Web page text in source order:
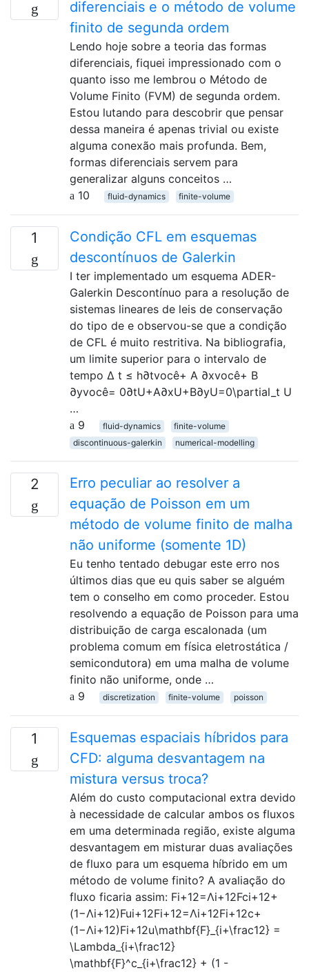
diferenciais e o método de volume
finito de segunda ordem
Lendo hoje sobre a teoria das formas
diferenciais, fiquei impressionado com o
quanto isso me lembrou o Método de
Volume Finito (FVM) de segunda ordem.
Estou lutando para descobrir que pensar
dessa maneira é apenas trivial ou existe
alguma conexão mais profunda. Bem,
formas diferenciais servem para
generalizar alguns conceitos …
10
fluid-dynamics finite-volume
1
Condição CFL em esquemas
descontínuos de Galerkin
I ter implementado um esquema ADER-
Galerkin Descontínuo para a resolução de
sistemas lineares de leis de conservação
do tipo de e observou-se que a condição
de CFL é muito restritiva. Na bibliografia,
um limite superior para o intervalo de
tempo Δ t ≤ h∂tvocê+ A ∂xvocê+ B
∂yvocê= 0∂tU+A∂xU+B∂yU=0\partial_t U
…
9
fluid-dynamics
finite-volume
discontinuous-galerkin
numerical-modelling
2
Erro peculiar ao resolver a
equação de Poisson em um
método de volume finito de malha
não uniforme (somente 1D)
Eu tenho tentado debugar este erro nos
últimos dias que eu quis saber se alguém
tem o conselho em como proceder. Estou
resolvendo a equação de Poisson para uma
distribuição de carga escalonada (um
problema comum em física eletrostática /
semicondutora) em uma malha de volume
finito não uniforme, onde …
9
discretization finite-volume poisson
1
Esquemas espaciais híbridos para
CFD: alguma desvantagem na
mistura versus troca?
Além do custo computacional extra devido
à necessidade de calcular ambos os fluxos
em uma determinada região, existe alguma
desvantagem em misturar duas avaliações
de fluxo para um esquema híbrido em um
método de volume finito? A avaliação do
fluxo ficaria assim: Fi+12=Λi+12Fci+12+
(1−Λi+12)Fui+12Fi+12=Λi+12Fi+12c+
(1−Λi+12)Fi+12u\mathbf{F}_{i+\frac12} =
\Lambda_{i+\frac12}
\mathbf{F}^c_{i+\frac12} + (1 -